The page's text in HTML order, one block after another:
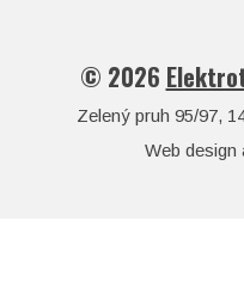
© 2026
Zelený pruh 95/97,
Web